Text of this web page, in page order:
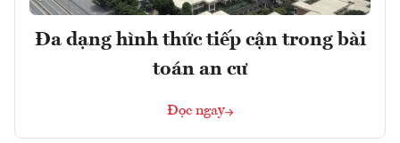
Đa dạng hình thức tiếp cận trong bài
toán an cư
Đọc ngay